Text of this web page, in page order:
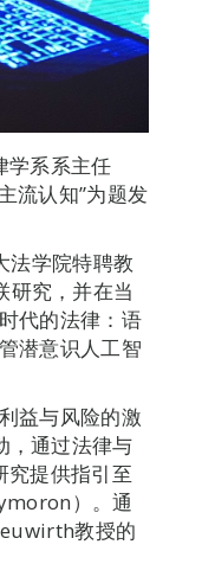
学系系主任
流认知”为题发
法学院特聘教
研究，并在当
代的法律：语
潜意识人工智
益与风险的激
，通过法律与
究提供指引至
）。通
教授的